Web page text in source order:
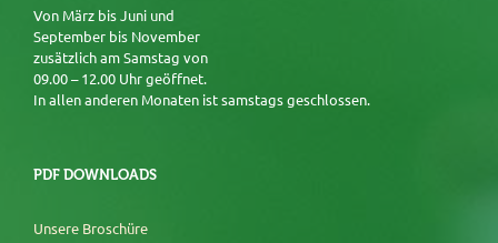
Von März bis Juni und
September bis November
zusätzlich am Samstag von
09.00 – 12.00 Uhr geöffnet.
In allen anderen Monaten ist samstags geschlossen.
PDF DOWNLOADS
Unsere Broschüre